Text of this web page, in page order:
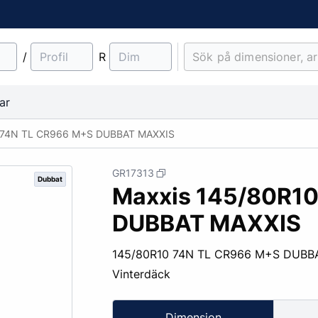
/ R
Entreprenad & Maskiner
Lastbilsfälgar
O-ringar
Fälgtillbehör
Pinnbultar
Fälgskydd
Bult & Mutter
Centreringsringar
TL CR966 M+S DUBBAT MAXXIS
Dubbat GR17313
Maxxis 145/
DUBBAT MAXXIS
145/80R10 74N TL CR966 M+S
Vinterdäck